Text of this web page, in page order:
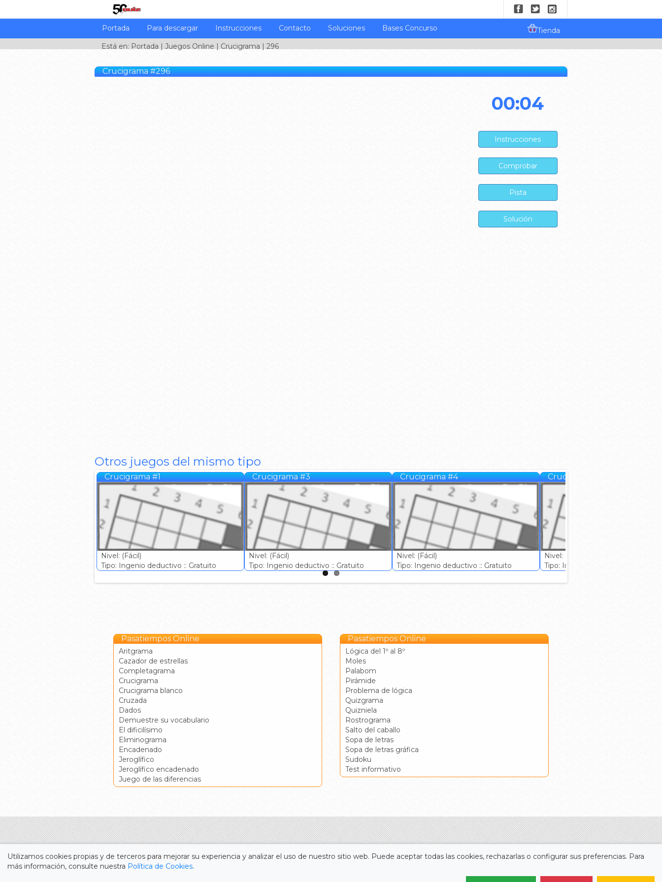
Portada Para descargar Instrucciones Contacto Soluciones Bases Concurso
Tienda
Está en: Portada | Juegos Online | Crucigrama | 296
Crucigrama #296
00:04
Otros juegos del mismo tipo
Crucigrama #1
Nivel: (Fácil)
Tipo: Ingenio deductivo :: Gratuito
Crucigrama #3
Nivel: (Fácil)
Tipo: Ingenio deductivo :: Gratuito
Crucigrama #4
Nivel: (Fácil)
Tipo: Ingenio deductivo :: Gratuito
Crucigrama #5
Nivel: (Normal)
Tipo: Ingenio deductivo :: Gratuito
Pasatiempos Online
Aritgrama
Cazador de estrellas
Completagrama
Crucigrama
Crucigrama blanco
Cruzada
Dados
Demuestre su vocabulario
El dificilísimo
Eliminograma
Encadenado
Jeroglífico
Jeroglífico encadenado
Juego de las diferencias
Pasatiempos Online
Lógica del 1º al 8º
Moles
Palabom
Pirámide
Problema de lógica
Quizgrama
Quizniela
Rostrograma
Salto del caballo
Sopa de letras
Sopa de letras gráfica
Sudoku
Test informativo
Utilizamos cookies propias y de terceros para mejorar su experiencia y analizar el uso de nuestro sitio web. Puede aceptar todas las cookies, rechazarlas o configurar sus preferencias. Para
más información, consulte nuestra Política de Cookies.